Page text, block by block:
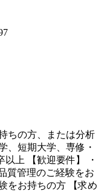
ちの方、または分析
、短期大学、専修・
上 【歓迎要件】 ・
質管理のご経験をお
をお持ちの方 【求め